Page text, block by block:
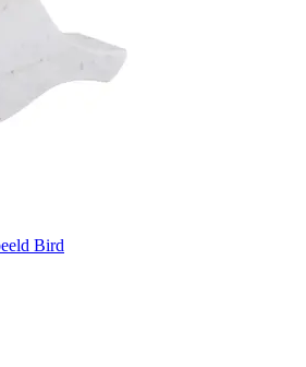
Bird